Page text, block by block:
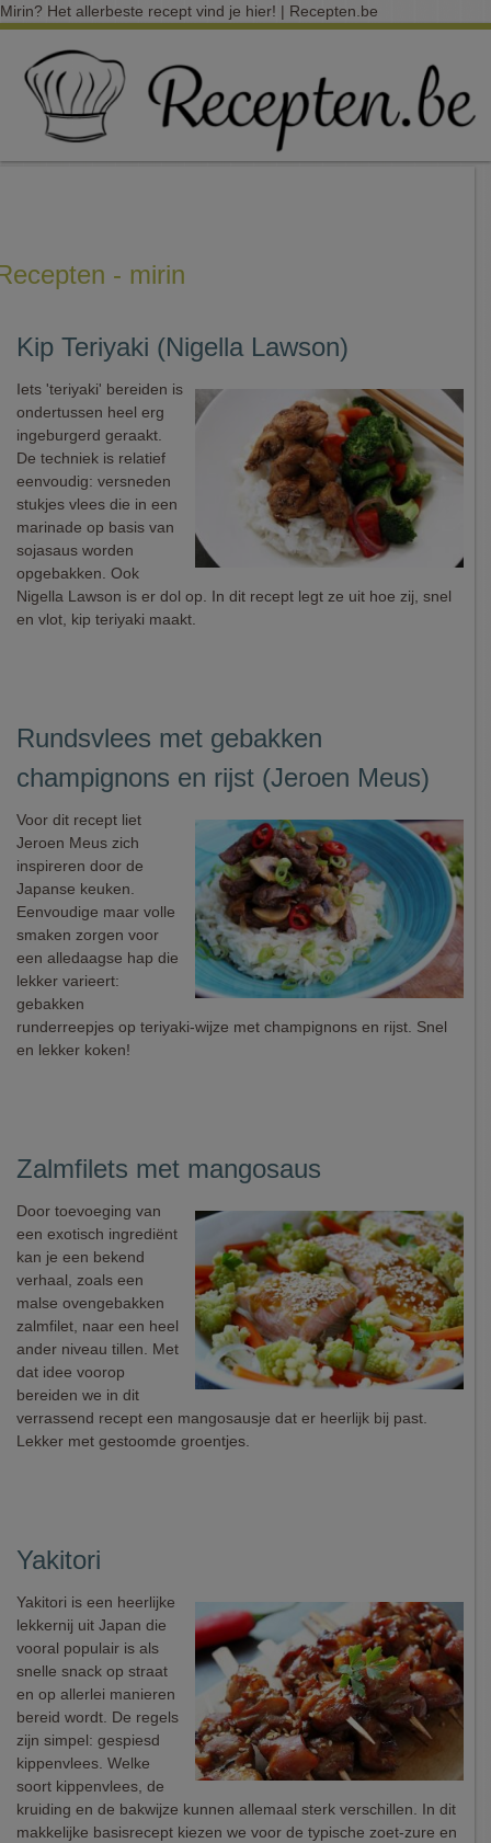
Mirin? Het allerbeste recept vind je hier! | Recepten.be
- mirin
Kip Teriyaki (Nigella Lawson)
Iets 'teriyaki' bereiden is
ondertussen heel erg
ingeburgerd geraakt.
De techniek is relatief
eenvoudig: versneden
stukjes vlees die in een
marinade op basis van
sojasaus worden
opgebakken. Ook
Nigella Lawson is er dol op. In dit recept legt ze uit hoe zij, snel
en vlot, kip teriyaki maakt.
Rundsvlees met gebakken
champignons en rijst (Jeroen Meus)
Voor dit recept liet
Jeroen Meus zich
inspireren door de
Japanse keuken.
Eenvoudige maar volle
smaken zorgen voor
een alledaagse hap die
lekker varieert:
gebakken
runderreepjes op teriyaki-wijze met champignons en rijst. Snel
en lekker koken!
Zalmfilets met mangosaus
Door toevoeging van
een exotisch ingrediënt
kan je een bekend
verhaal, zoals een
malse ovengebakken
zalmfilet, naar een heel
ander niveau tillen. Met
dat idee voorop
bereiden we in dit
verrassend recept een mangosausje dat er heerlijk bij past.
Lekker met gestoomde groentjes.
Yakitori
Yakitori is een heerlijke
lekkernij uit Japan die
vooral populair is als
snelle snack op straat
en op allerlei manieren
bereid wordt. De regels
zijn simpel: gespiesd
kippenvlees. Welke
soort kippenvlees, de
kruiding en de bakwijze kunnen allemaal sterk verschillen. In dit
makkelijke basisrecept kiezen we voor de typische zoet-zure en